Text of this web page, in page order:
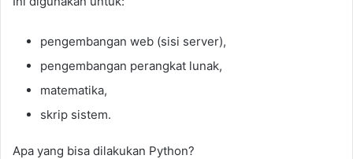
pengembangan web (sisi server),
pengembangan perangkat lunak,
matematika,
skrip sistem.
Apa yang bisa dilakukan Python?